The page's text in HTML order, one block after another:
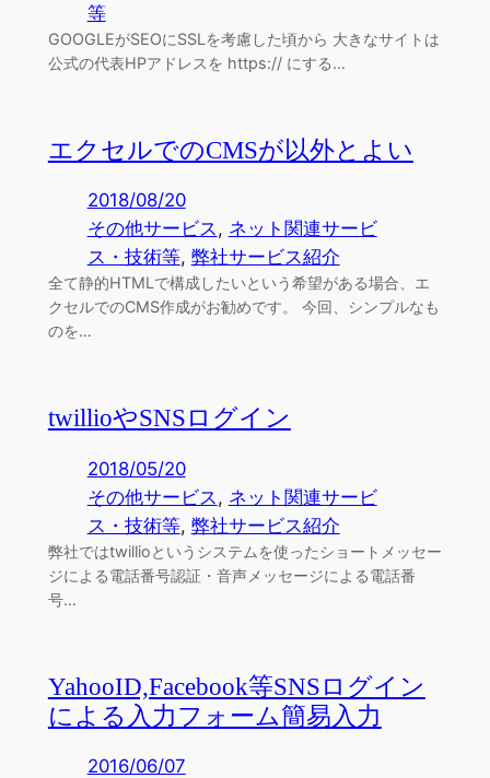
等
GOOGLEがSEOにSSLを考慮した頃から 大きなサイトは
公式の代表HPアドレスを https:// にする…
エクセルでのCMSが以外とよい
2018/08/20
その他サービス, ネット関連サービ
ス・技術等, 弊社サービス紹介
全て静的HTMLで構成したいという希望がある場合、エ
クセルでのCMS作成がお勧めです。 今回、シンプルなも
のを…
twillioやSNSログイン
2018/05/20
その他サービス , ネット関連サービ
ス・技術等, 弊社サービス紹介
弊社ではtwillioというシステムを使ったショートメッセー
ジによる電話番号認証・音声メッセージによる電話番
号…
YahooID,Facebook等SNSログイン
による入力フォーム簡易入力
2016/06/07